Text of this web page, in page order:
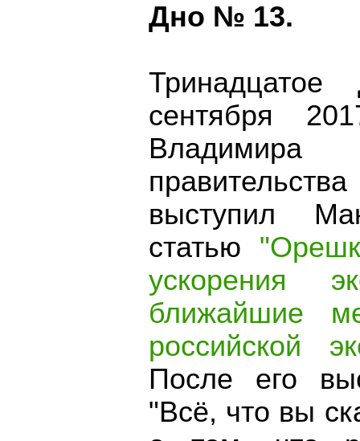
Дно № 13.
сентября
выступил
статью
ускорения
ближайшие
российской
После его
"Всё, что вы